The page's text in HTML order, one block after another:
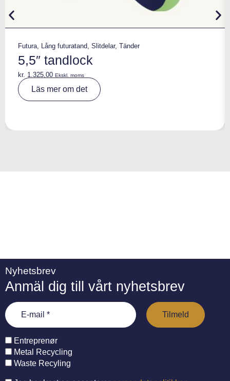
Futura, Lång futuratand, Slitdelar, Tänder
5,5″ tandlock
kr. 1.325,00 Ekskl. moms
Läs mer om det
Nyhetsbrev
Anmäl dig till vårt nyhetsbrev
Entreprenør
Metal Recycling
Waste Recyling